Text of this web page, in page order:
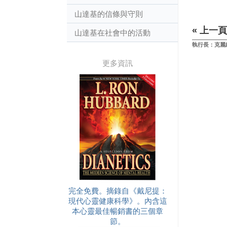
« 上一頁
執行長：克麗
山達基的信條與守則
山達基在社會中的活動
更多資訊
完全免費。摘錄自《戴尼提：
現代心靈健康科學》。內含這
本心靈最佳暢銷書的三個章
節。